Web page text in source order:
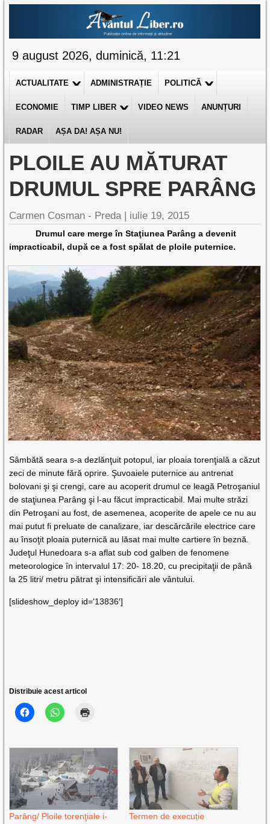
9 august 2026, duminică, 11:21
ACTUALITATE ADMINISTRAȚIE POLITICĂ
ECONOMIE TIMP LIBER VIDEO NEWS ANUNȚURI
RADAR AȘA DA! AȘA NU!
PLOILE AU MĂTURAT
DRUMUL SPRE PARÂNG
Carmen Cosman - Preda | iulie 19, 2015
Drumul care merge în Staţiunea Parâng a devenit
impracticabil, după ce a fost spălat de ploile puternice.
Sâmbătă seara s-a dezlănţuit potopul, iar ploaia torenţială a căzut
zeci de minute fără oprire. Şuvoaiele puternice au antrenat
bolovani şi şi crengi, care au acoperit drumul ce leagă Petroşaniul
de staţiunea Parâng şi l-au făcut impracticabil. Mai multe străzi
din Petroşani au fost, de asemenea, acoperite de apele ce nu au
mai putut fi preluate de canalizare, iar descărcările electrice care
au însoţit ploaia puternică au lăsat mai multe cartiere în beznă.
Judeţul Hunedoara s-a aflat sub cod galben de fenomene
meteorologice în intervalul 17: 20- 18.20, cu precipitaţii de până
la 25 litri/ metru pătrat şi intensificări ale vântului.
[slideshow_deploy id=’13836′]
Distribuie acest articol
Parâng/ Ploile torenţiale i-
Termen de execuție